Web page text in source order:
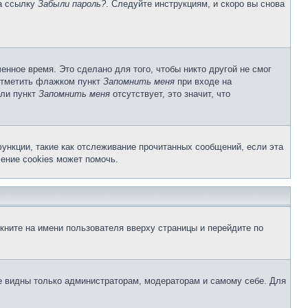
ссылку Забыли пароль?. Следуйте инструкциям, и скоро вы снова
время. Это сделано для того, чтобы никто другой не смог
флажком пункт Запомнить меня при входе на
пункт Запомнить меня отсутствует, это значит, что
такие как отслеживание прочитанных сообщений, если эта
cookies может помочь.
на имени пользователя вверху страницы и перейдите по
видны только администраторам, модераторам и самому себе. Для